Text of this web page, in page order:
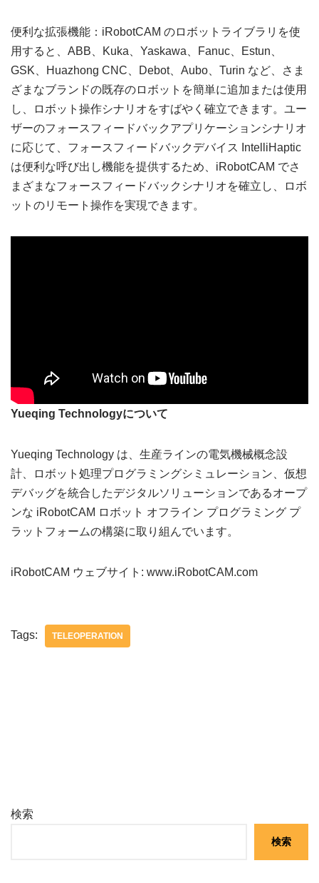
便利な拡張機能：iRobotCAM のロボットライブラリを使
用すると、ABB、Kuka、Yaskawa、Fanuc、Estun、
GSK、Huazhong CNC、Debot、Aubo、Turin など、さま
ざまなブランドの既存のロボットを簡単に追加または使用
し、ロボット操作シナリオをすばやく確立できます。ユー
ザーのフォースフィードバックアプリケーションシナリオ
に応じて、フォースフィードバックデバイス IntelliHaptic
は便利な呼び出し機能を提供するため、iRobotCAM でさ
まざまなフォースフィードバックシナリオを確立し、ロボ
ットのリモート操作を実現できます。
Yueqing Technologyについて
Yueqing Technology は、生産ラインの電気機械概念設
計、ロボット処理プログラミングシミュレーション、仮想
デバッグを統合したデジタルソリューションであるオープ
ンな iRobotCAM ロボット オフライン プログラミング プ
ラットフォームの構築に取り組んでいます。
iRobotCAM ウェブサイト: www.iRobotCAM.com
Tags: TELEOPERATION
検索
検索